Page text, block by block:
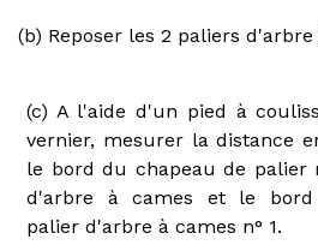
(b) Reposer les 2 paliers d'arbre
(c) A l'aide d'un pied à
vernier, mesurer la distance
le bord du chapeau de palier
d'arbre à cames et le
palier d'arbre à cames n° 1.